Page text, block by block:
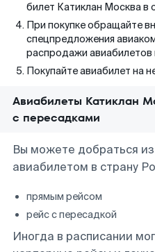
билет Катиклан Москва в
При покупке обращайте
спецпредложения
распродажи авиабилетов
Покупайте авиабилет на
Авиабилеты Катиклан
с пересадками
Вы можете добраться
авиабилетом в страну
прямым рейсом
рейс с пересадкой
Иногда в расписании